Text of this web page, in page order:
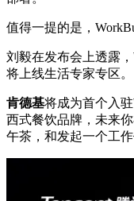
值得一提的是，
刘毅在发布会上透露
将上线生活专家专区。
肯德基将成为首个入
西式餐饮品牌，未来
午茶，和发起一个工作